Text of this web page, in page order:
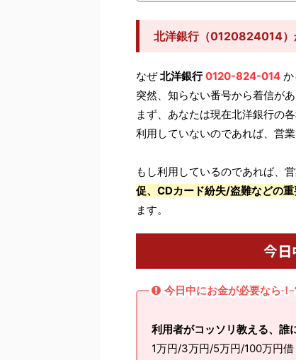
北洋銀行（0120824014）
なぜ北洋銀行 0120-824-014 か
突然、知らない番号から着信が
まず、あなたは現在北洋銀行の
利用していないのであれば、営
もし利用しているのであれば、
促、CDカード紛失/盗難などの
ます。
今日
今日中にお金が必要なら！
利用者がコッソリ教える、誰
1万円/3万円/5万円/100万円借